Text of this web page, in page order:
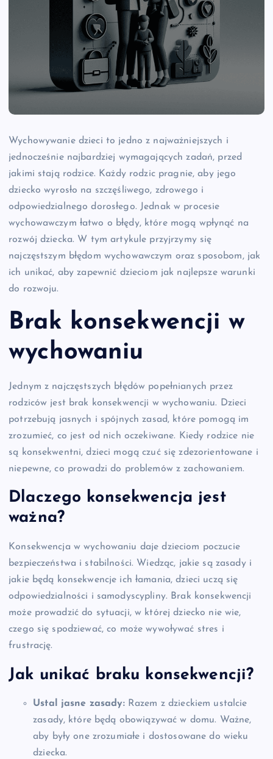
Wychowywanie dzieci to jedno z najważniejszych i
jednocześnie najbardziej wymagających zadań, przed
jakimi stają rodzice. Każdy rodzic pragnie, aby jego
dziecko wyrosło na szczęśliwego, zdrowego i
odpowiedzialnego dorosłego. Jednak w procesie
wychowawczym łatwo o błędy, które mogą wpłynąć na
rozwój dziecka. W tym artykule przyjrzymy się
najczęstszym błędom wychowawczym oraz sposobom, jak
ich unikać, aby zapewnić dzieciom jak najlepsze warunki
do rozwoju.
Brak konsekwencji w
wychowaniu
Jednym z najczęstszych błędów popełnianych przez
rodziców jest brak konsekwencji w wychowaniu. Dzieci
potrzebują jasnych i spójnych zasad, które pomogą im
zrozumieć, co jest od nich oczekiwane. Kiedy rodzice nie
są konsekwentni, dzieci mogą czuć się zdezorientowane i
niepewne, co prowadzi do problemów z zachowaniem.
Dlaczego konsekwencja jest
ważna?
Konsekwencja w wychowaniu daje dzieciom poczucie
bezpieczeństwa i stabilności. Wiedząc, jakie są zasady i
jakie będą konsekwencje ich łamania, dzieci uczą się
odpowiedzialności i samodyscypliny. Brak konsekwencji
może prowadzić do sytuacji, w której dziecko nie wie,
czego się spodziewać, co może wywoływać stres i
frustrację.
Jak unikać braku konsekwencji?
Ustal jasne zasady:Razem z dzieckiem ustalcie
zasady, które będą obowiązywać w domu. Ważne,
aby były one zrozumiałe i dostosowane do wieku
dziecka.